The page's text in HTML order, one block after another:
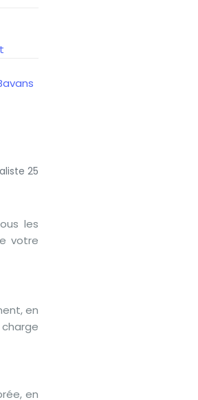
25
les
votre
en
en